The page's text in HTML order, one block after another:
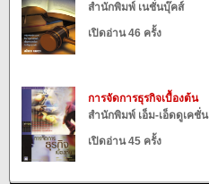
สำนักพิมพ์ เนชั่นบุ๊คส์
เปิดอ่าน 46 ครั้ง
การจัดการธุรกิจเบื้องต้น
สำนักพิมพ์ เอ็ม-เอ็ดดูเคชั่น
เปิดอ่าน 45 ครั้ง